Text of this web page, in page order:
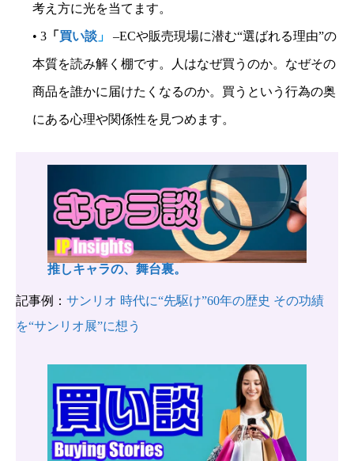
考え方に光を当てます。
• 3「 買い談」 –ECや販売現場に潜む“選ばれる理由”の
本質を読み解く棚です。人はなぜ買うのか。なぜその
商品を誰かに届けたくなるのか。買うという行為の奥
にある心理や関係性を見つめます。
推しキャラの、舞台裏。
記事例： サンリオ 時代に“先駆け”60年の歴史 その功績
を“サンリオ展”に想う